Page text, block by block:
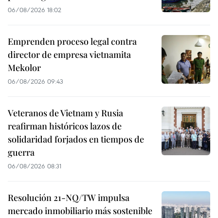
06/08/2026 18:02
Emprenden proceso legal contra
director de empresa vietnamita
Mekolor
06/08/2026 09:43
Veteranos de Vietnam y Rusia
reafirman históricos lazos de
solidaridad forjados en tiempos de
guerra
06/08/2026 08:31
Resolución 21-NQ/TW impulsa
mercado inmobiliario más sostenible